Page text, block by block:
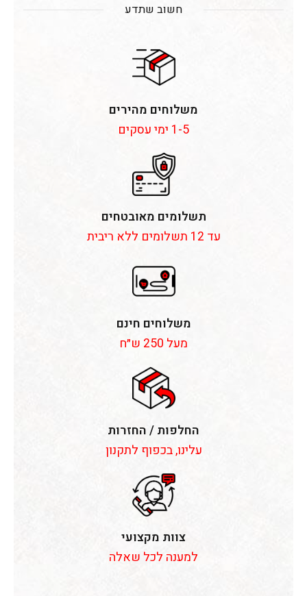
חשוב שתדע
משלוחים מהירים
1-5 ימי עסקים
תשלומים מאובטחים
עד 12 תשלומים ללא ריבית
משלוחים חינם
מעל 250 ש״ח
החלפות / החזרות
עלינו, בכפוף לתקנון
צוות מקצועי
למענה לכל שאלה